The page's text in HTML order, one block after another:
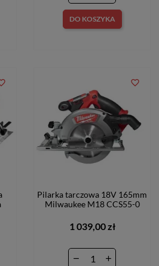
DO KOSZYKA
Pilarka tarczowa 18V 165mm
Milwaukee M18 CCS55-0
1 039,00 zł
favorite_border